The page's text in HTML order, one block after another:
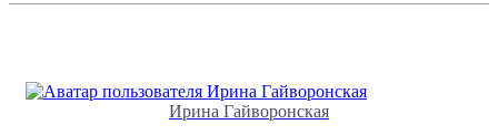
Ирина Гайворонская